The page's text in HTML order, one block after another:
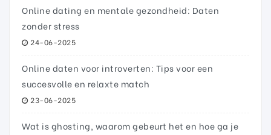
Online dating en mentale gezondheid: Daten
zonder stress
24-06-2025
Online daten voor introverten: Tips voor een
succesvolle en relaxte match
23-06-2025
Wat is ghosting, waarom gebeurt het en hoe ga je